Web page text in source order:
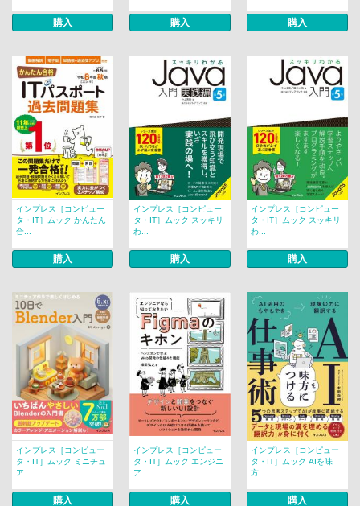
購入 購入 購入
インプレス［コンピュー
タ・IT］ムック かんたん
合...
購入
インプレス［コンピュー
タ・IT］ムック スッキリ
わ...
購入
インプレス［コンピュー
タ・IT］ムック スッキリ
わ...
購入
インプレス［コンピュー
タ・IT］ムック ミニチュ
ア...
購入
インプレス［コンピュー
タ・IT］ムック エンジニ
ア...
購入
インプレス［コンピュー
タ・IT］ムック AIを味
方...
購入